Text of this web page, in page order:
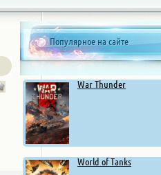
Популярное на сайте
War Thunder
World of Tanks